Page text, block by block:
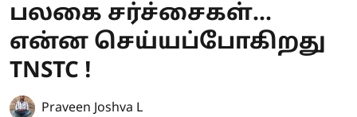
பலகை சர்ச்சைகள்...
என்ன செய்யப்போகிறது
TNSTC !
Praveen Joshva L